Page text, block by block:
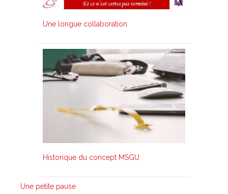
Une longue collaboration
Historique du concept MSGU
Une petite pause